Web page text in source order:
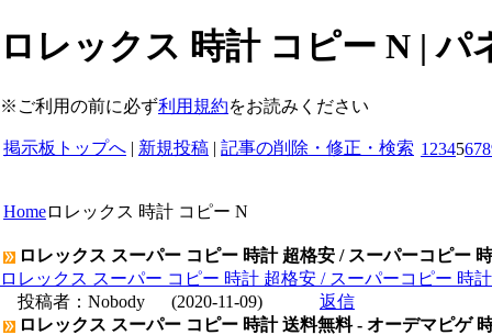
ロレックス 時計 コピー N | パ
※ご利用の前に必ず利用規約をお読みください
掲示板トップへ | 新規投稿 | 記事の削除・修正・検索 1 2345678
Homeロレックス 時計 コピー N
ロレックス スーパー コピー 時計 超格安 / スーパーコピー
ロレックス スーパー コピー 時計 超格安 / スーパーコピー 時
投稿者： Nobody (2020-11-09)
返信
ロレックス スーパー コピー 時計 送料無料 - オーデマピゲ